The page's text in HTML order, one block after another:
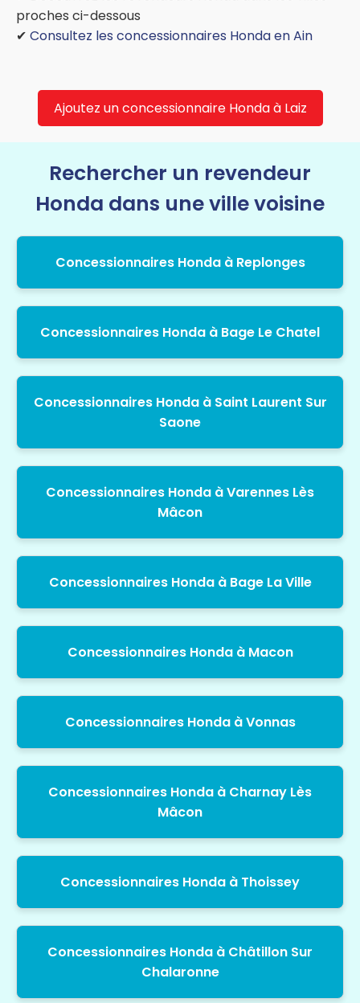
proches ci-dessous
✔ Consultez les concessionnaires Honda en Ain
Ajoutez un concessionnaire Honda à Laiz
Rechercher un revendeur
Honda dans une ville voisine
Concessionnaires Honda à Replonges
Concessionnaires Honda à Bage Le Chatel
Concessionnaires Honda à Saint Laurent Sur
Saone
Concessionnaires Honda à Varennes Lès
Mâcon
Concessionnaires Honda à Bage La Ville
Concessionnaires Honda à Macon
Concessionnaires Honda à Vonnas
Concessionnaires Honda à Charnay Lès
Mâcon
Concessionnaires Honda à Thoissey
Concessionnaires Honda à Châtillon Sur
Chalaronne